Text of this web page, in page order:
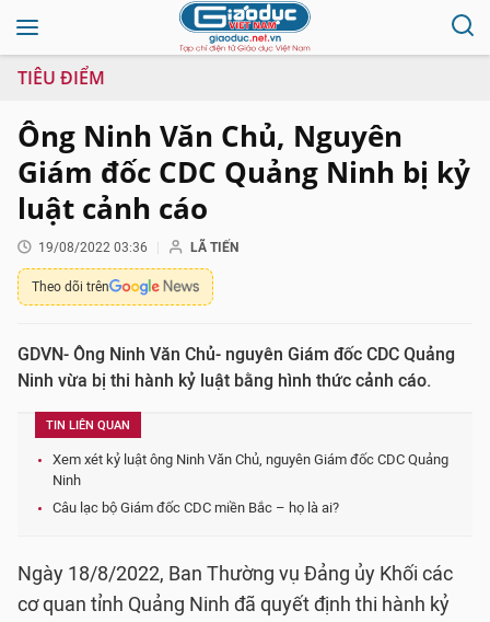
TIÊU ĐIỂM
Ông Ninh Văn Chủ, Nguyên
Giám đốc CDC Quảng Ninh bị kỷ
luật cảnh cáo
19/08/2022 03:36 LÃ TIẾN
Theo dõi trên
GDVN- Ông Ninh Văn Chủ- nguyên Giám đốc CDC Quảng
Ninh vừa bị thi hành kỷ luật bằng hình thức cảnh cáo.
TIN LIÊN QUAN
Xem xét kỷ luật ông Ninh Văn Chủ, nguyên Giám đốc CDC Quảng
Ninh
Câu lạc bộ Giám đốc CDC miền Bắc – họ là ai?
Ngày 18/8/2022, Ban Thường vụ Đảng ủy Khối các
cơ quan tỉnh Quảng Ninh đã quyết định thi hành kỷ